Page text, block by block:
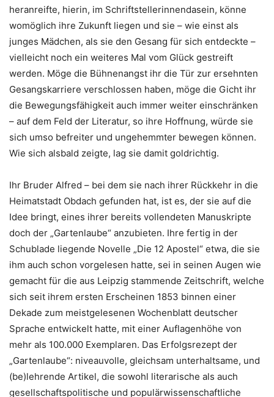
heranreifte, hierin, im Schriftstellerinnendasein, könne
womöglich ihre Zukunft liegen und sie – wie einst als
junges Mädchen, als sie den Gesang für sich entdeckte –
vielleicht noch ein weiteres Mal vom Glück gestreift
werden. Möge die Bühnenangst ihr die Tür zur ersehnten
Gesangskarriere verschlossen haben, möge die Gicht ihr
die Bewegungsfähigkeit auch immer weiter einschränken
– auf dem Feld der Literatur, so ihre Hoffnung, würde sie
sich umso befreiter und ungehemmter bewegen können.
Wie sich alsbald zeigte, lag sie damit goldrichtig.
Ihr Bruder Alfred – bei dem sie nach ihrer Rückkehr in die
Heimatstadt Obdach gefunden hat, ist es, der sie auf die
Idee bringt, eines ihrer bereits vollendeten Manuskripte
doch der „Gartenlaube“ anzubieten. Ihre fertig in der
Schublade liegende Novelle „Die 12 Apostel“ etwa, die sie
ihm auch schon vorgelesen hatte, sei in seinen Augen wie
gemacht für die aus Leipzig stammende Zeitschrift, welche
sich seit ihrem ersten Erscheinen 1853 binnen einer
Dekade zum meistgelesenen Wochenblatt deutscher
Sprache entwickelt hatte, mit einer Auflagenhöhe von
mehr als 100.000 Exemplaren. Das Erfolgsrezept der
„Gartenlaube“: niveauvolle, gleichsam unterhaltsame, und
(be)lehrende Artikel, die sowohl literarische als auch
gesellschaftspolitische und populärwissenschaftliche